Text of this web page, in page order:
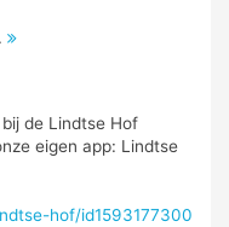
de Lindtse Hof
eigen app: Lindtse
hof/id1593177300